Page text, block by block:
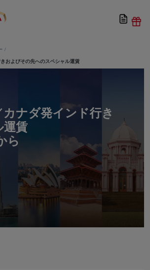
およびその先へのスペシャル運賃
ナダ発インド行き
運賃
ら